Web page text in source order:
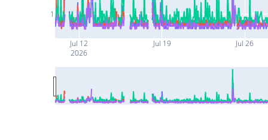
Jul 12
2026
Jul 19 Jul 26
1